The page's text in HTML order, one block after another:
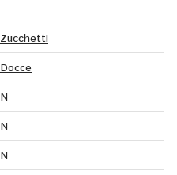
Zucchetti
Docce
N
N
N